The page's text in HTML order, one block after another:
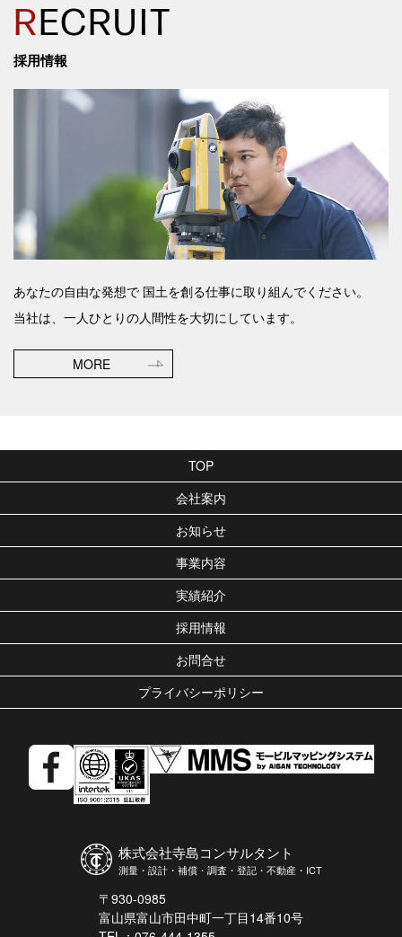
RECRUIT
採用情報
あなたの自由な発想で 国土を創る仕事に取り組んでください。
当社は、一人ひとりの人間性を大切にしています。
MORE
株式会社寺島コンサルタント
測量・設計・補償・調査・登記・不動産・ICT
〒930-0985
富山県富山市田中町一丁目14番10号
TOP
会社案内
お知らせ
事業内容
実績紹介
採用情報
お問合せ
プライバシーポリシー